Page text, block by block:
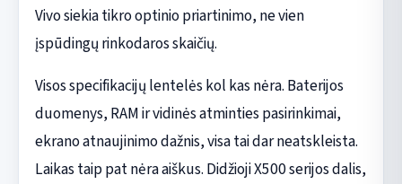
Vivo siekia tikro optinio priartinimo, ne vien
įspūdingų rinkodaros skaičių.
Visos specifikacijų lentelės kol kas nėra. Baterijos
duomenys, RAM ir vidinės atminties pasirinkimai,
ekrano atnaujinimo dažnis, visa tai dar neatskleista.
Laikas taip pat nėra aiškus. Didžioji X500 serijos dalis,